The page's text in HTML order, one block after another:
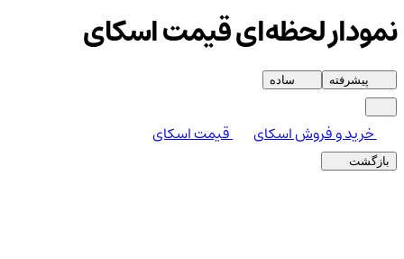
نمودار لحظه‌ای قیمت اسکای
پیشرفته ساده
خرید و فروش اسکای قیمت اسکای
بازگشت